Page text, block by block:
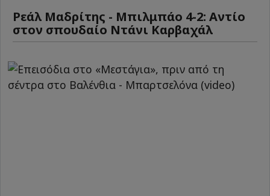
Ρεάλ Μαδρίτης - Μπιλμπάο 4-2: Αντίο
στον σπουδαίο Ντάνι Καρβαχάλ